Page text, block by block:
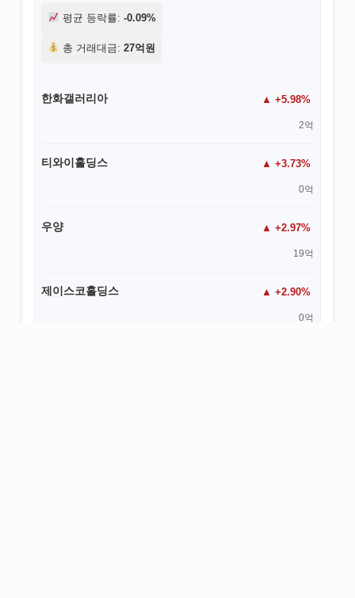
평균 등락률: -0.09%
총 거래대금: 27억원
한화갤러리아 +5.98%
2억
티와이홀딩스 +3.73%
0억
우양 +2.97%
19억
제이스코홀딩스 +2.90%
0억